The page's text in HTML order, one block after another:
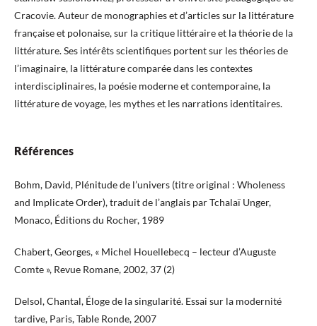
Cracovie. Auteur de monographies et d’articles sur la littérature
française et polonaise, sur la critique littéraire et la théorie de la
littérature. Ses intérêts scientifiques portent sur les théories de
l’imaginaire, la littérature comparée dans les contextes
interdisciplinaires, la poésie moderne et contemporaine, la
littérature de voyage, les mythes et les narrations identitaires.
Références
Bohm, David, Plénitude de l’univers (titre original : Wholeness
and Implicate Order), traduit de l’anglais par Tchalaï Unger,
Monaco, Éditions du Rocher, 1989
Chabert, Georges, « Michel Houellebecq – lecteur d’Auguste
Comte », Revue Romane, 2002, 37 (2)
Delsol, Chantal, Éloge de la singularité. Essai sur la modernité
tardive, Paris, Table Ronde, 2007